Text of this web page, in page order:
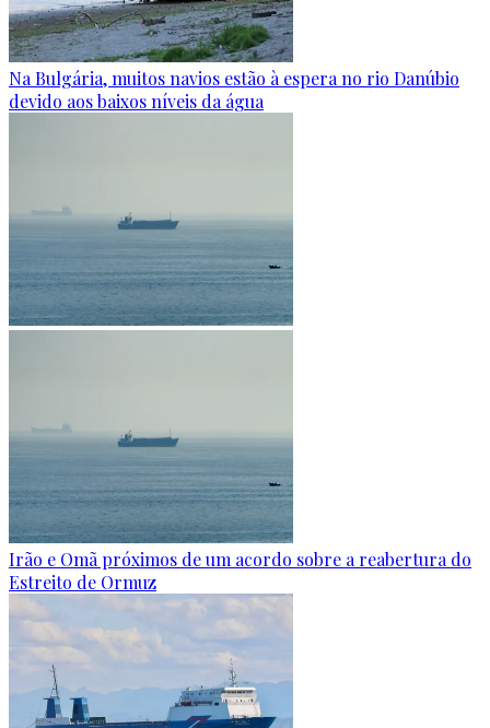
Na Bulgária, muitos navios estão à espera no rio Danúbio
devido aos baixos níveis da água
Irão e Omã próximos de um acordo sobre a reabertura do
Estreito de Ormuz